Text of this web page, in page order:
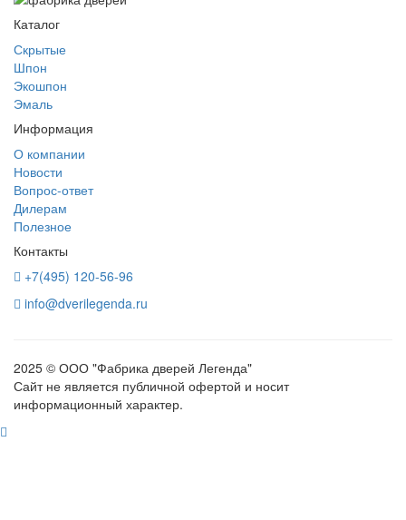
Каталог
Скрытые
Шпон
Экошпон
Эмаль
Информация
О компании
Новости
Вопрос-ответ
Дилерам
Полезное
Контакты
+7(495) 120-56-96
info@dverilegenda.ru
2025 © ООО "Фабрика дверей Легенда"
Сайт не является публичной офертой и носит
информационный характер.